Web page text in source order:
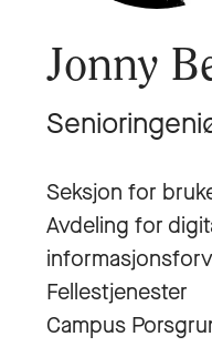
Jonny
Seksjon for
Avdeling for
Fellestjenester
Campus